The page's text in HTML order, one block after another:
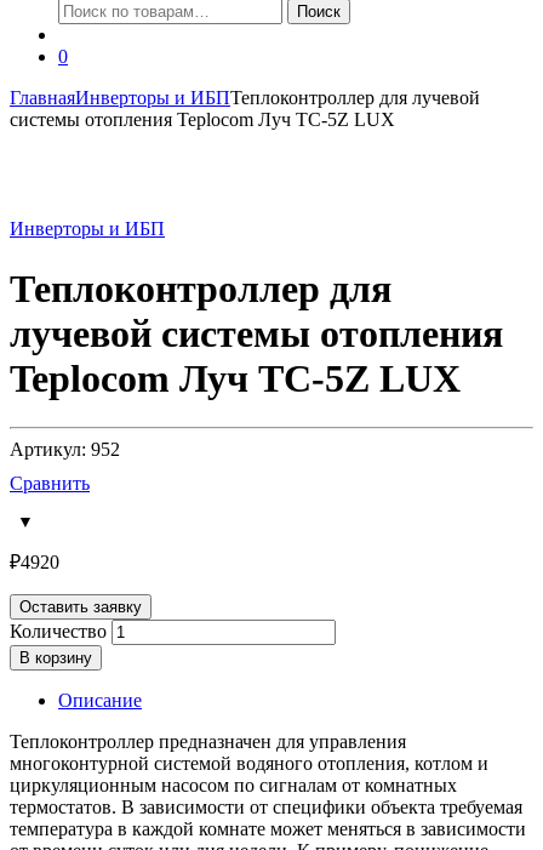
Искать: Поиск
0
ГлавнаяИнверторы и ИБПТеплоконтроллер для лучевой
системы отопления Teplocom Луч TC-5Z LUX
Инверторы и ИБП
Теплоконтроллер для
лучевой системы отопления
Teplocom Луч TC-5Z LUX
Артикул: 952
Сравнить
₽4920
Оставить заявку
Количество
В корзину
Описание
Теплоконтроллер предназначен для управления
многоконтурной системой водяного отопления, котлом и
циркуляционным насосом по сигналам от комнатных
термостатов. В зависимости от специфики объекта требуемая
температура в каждой комнате может меняться в зависимости